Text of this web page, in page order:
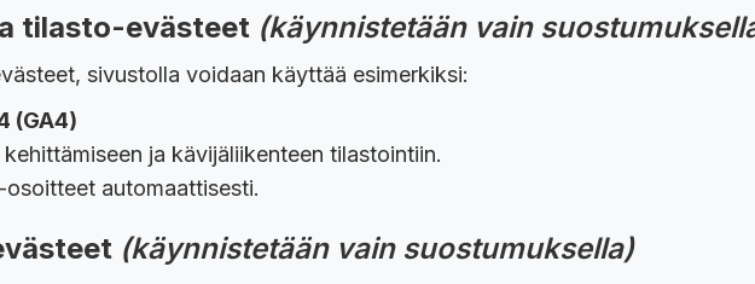
tilasto-evästeet (käynnistetään vain
sivustolla voidaan käyttää esimerkiksi:
(GA4)
ja kävijäliikenteen tilastointiin.
osoitteet automaattisesti.
(käynnistetään vain suostumuksella)